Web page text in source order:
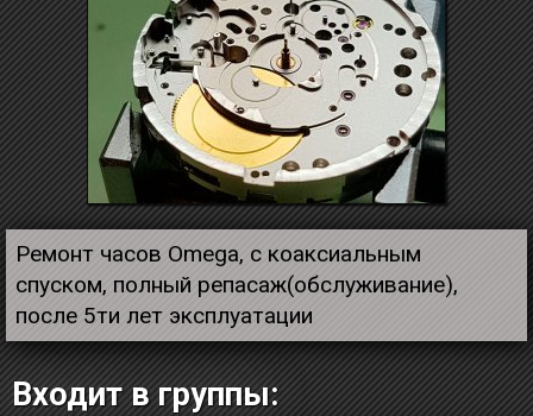
Ремонт часов Omega, с коаксиальным
спуском, полный репасаж(обслуживание),
после 5ти лет эксплуатации
Входит в группы: